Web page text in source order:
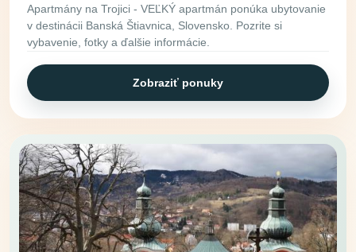
Apartmány na Trojici - VEĽKÝ apartmán ponúka ubytovanie
v destinácii Banská Štiavnica, Slovensko. Pozrite si
vybavenie, fotky a ďalšie informácie.
Zobraziť ponuky